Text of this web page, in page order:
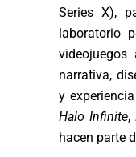
Series X),
laboratorio
videojuegos
narrativa,
y
Halo Infinite,
hacen parte